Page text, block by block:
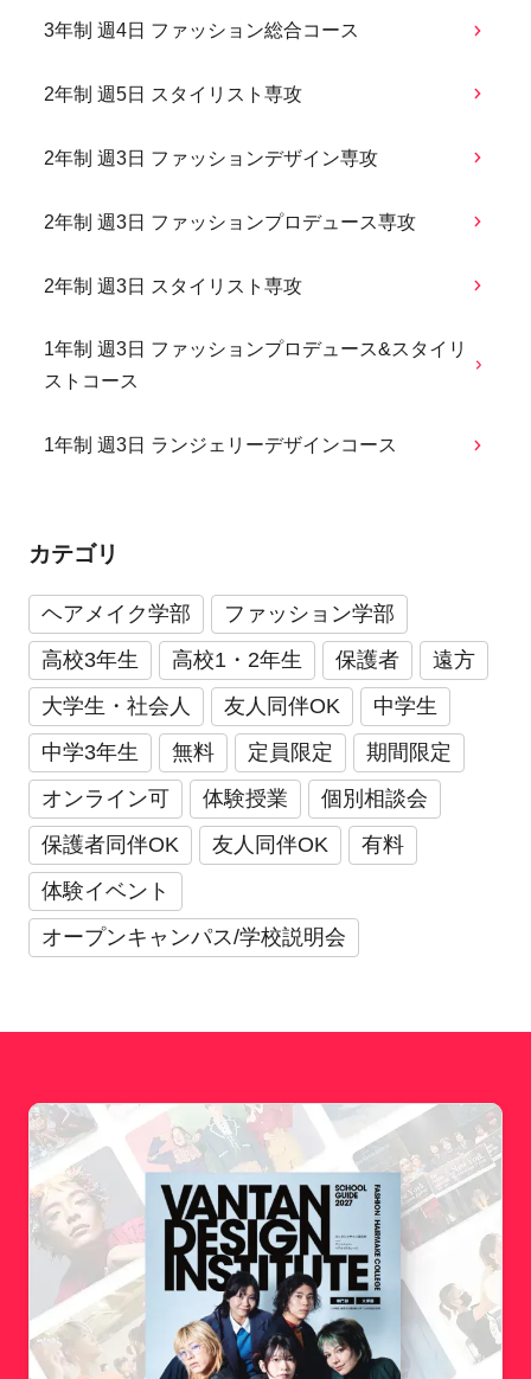
3年制 週4日 ファッション総合コース
2年制 週5日 スタイリスト専攻
2年制 週3日 ファッションデザイン専攻
2年制 週3日 ファッションプロデュース専攻
2年制 週3日 スタイリスト専攻
1年制 週3日 ファッションプロデュース&スタイリ
ストコース
1年制 週3日 ランジェリーデザインコース
カテゴリ
ヘアメイク学部
ファッション学部
高校3年生
高校1・2年生 保護者
遠方
大学生・社会人
友人同伴OK
中学生
中学3年生
無料 定員限定
期間限定
オンライン可
体験授業
個別相談会
保護者同伴OK
友人同伴OK
有料
体験イベント
オープンキャンパス/学校説明会